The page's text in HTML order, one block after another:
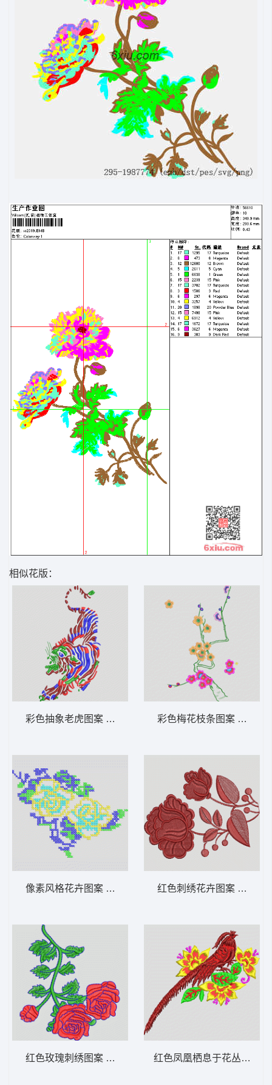
相似花版：
彩色抽象老虎图案 老虎
像素风格花卉图案 十字绣 靓花
红色玫瑰刺绣图案 靓花
彩色梅花枝条图案 靓花
红色刺绣花卉图案 靓花
红色凤凰栖息于花丛 鸟